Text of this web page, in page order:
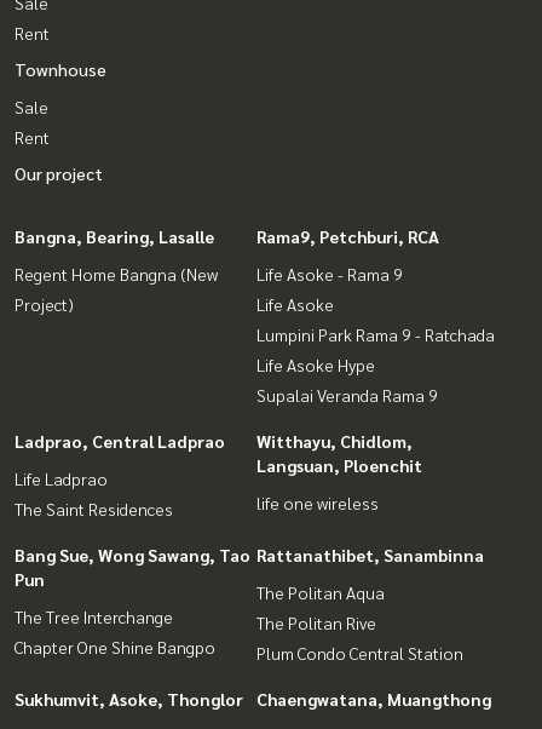
Rent
Townhouse
Sale
Rent
Our project
Bangna, Bearing, Lasalle
Regent Home Bangna (New
Project)
Rama9, Petchburi, RCA
Life Asoke - Rama 9
Life Asoke
Lumpini Park Rama 9 - Ratchada
Life Asoke Hype
Supalai Veranda Rama 9
Ladprao, Central Ladprao
Life Ladprao
The Saint Residences
Witthayu, Chidlom,
Langsuan, Ploenchit
life one wireless
Bang Sue, Wong Sawang, Tao
Pun
The Tree Interchange
Chapter One Shine Bangpo
Rattanathibet, Sanambinna
The Politan Aqua
The Politan Rive
Plum Condo Central Station
Sukhumvit, Asoke, Thonglor
Chaengwatana, Muangthong